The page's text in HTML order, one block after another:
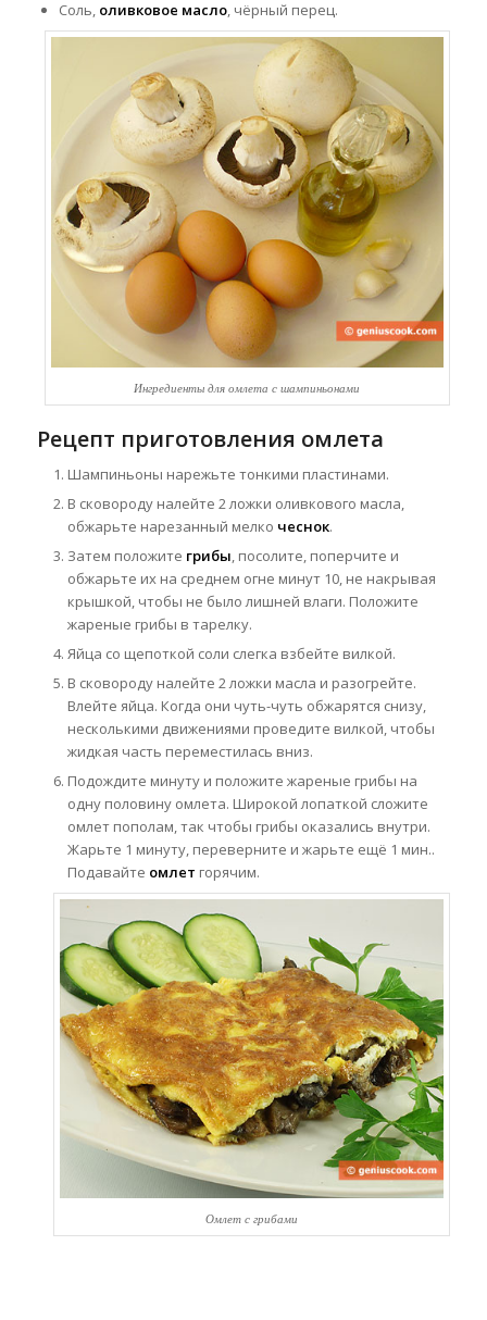
Соль,оливковое масло, чёрный перец.
Ингредиенты для омлета с шампиньонами
Рецепт приготовления омлета
Шампиньоны нарежьте тонкими пластинами.
В сковороду налейте 2 ложки оливкового масла,
обжарьте нарезанный мелко чеснок.
Затем положите грибы, посолите, поперчите и
обжарьте их на среднем огне минут 10, не накрывая
крышкой, чтобы не было лишней влаги. Положите
жареные грибы в тарелку.
Яйца со щепоткой соли слегка взбейте вилкой.
В сковороду налейте 2 ложки масла и разогрейте.
Влейте яйца. Когда они чуть-чуть обжарятся снизу,
несколькими движениями проведите вилкой, чтобы
жидкая часть переместилась вниз.
Подождите минуту и положите жареные грибы на
одну половину омлета. Широкой лопаткой сложите
омлет пополам, так чтобы грибы оказались внутри.
Жарьте 1 минуту, переверните и жарьте ещё 1 мин..
Подавайте омлет горячим.
Омлет с грибами